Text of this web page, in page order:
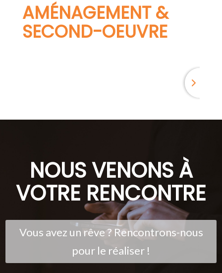
AMÉNAGEMENT &
SECOND-OEUVRE
NOUS VENONS À
VOTRE RENCONTRE
Vous avez un rêve ? Rencontrons-nous
pour le réaliser !